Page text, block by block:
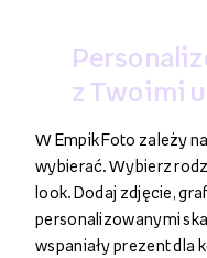
z Twoimi
W Empik Foto zależy
wybierać. Wybierz
look. Dodaj zdjęcie,
personalizowanymi
wspaniały prezent dla